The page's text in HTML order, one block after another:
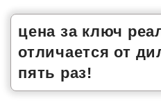
цена за ключ
отличается от
пять раз!